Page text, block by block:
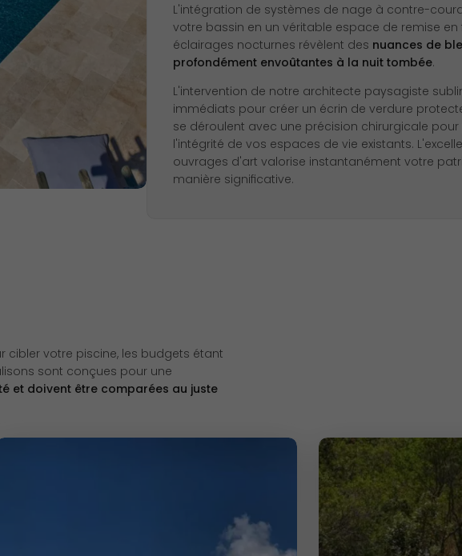
L'intégration de systèmes de nage à contre-
votre bassin en un véritable espace de remise en
éclairages nocturnes révèlent des nuances de
profondément envoûtantes à la nuit tombée.
L'intervention de notre architecte paysagiste
immédiats pour créer un écrin de verdure
se déroulent avec une précision chirurgicale pour
l'intégrité de vos espaces de vie existants.
ouvrages d'art valorise instantanément votre
manière significative.
votre piscine, les budgets étant
sont conçues pour une
et doivent être comparées au juste